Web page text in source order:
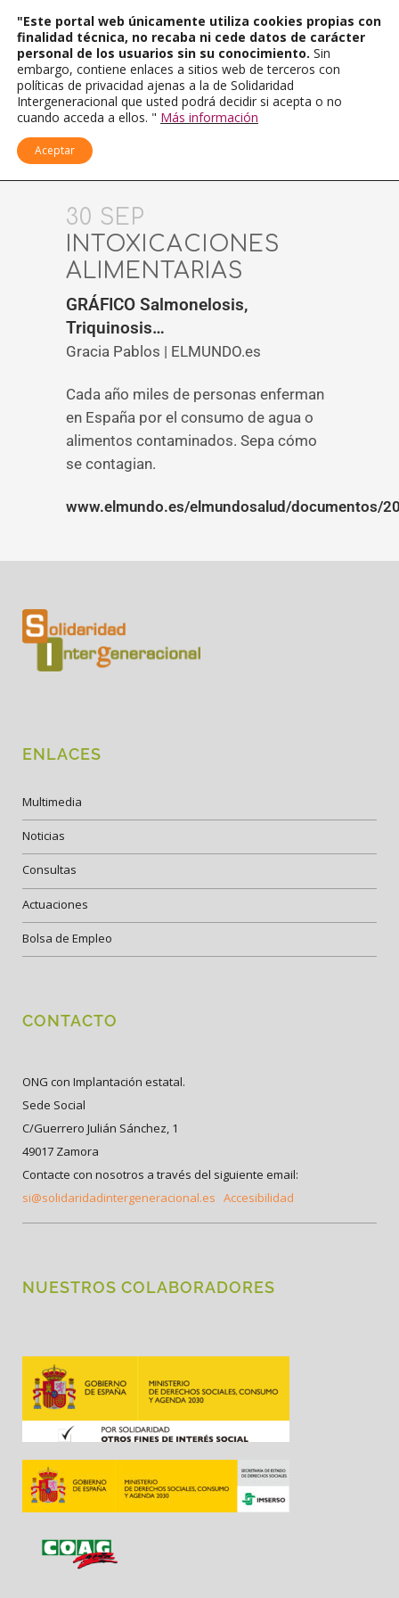
30 SEP
INTOXICACIONES
ALIMENTARIAS
GRÁFICO Salmonelosis,
Triquinosis…
Gracia Pablos | ELMUNDO.es
Cada año miles de personas enferman
en España por el consumo de agua o
alimentos contaminados. Sepa cómo
se contagian.
www.elmundo.es/elmundosalud/documentos/
ENLACES
Multimedia
Noticias
Consultas
Actuaciones
Bolsa de Empleo
CONTACTO
ONG con Implantación estatal.
Sede Social
C/Guerrero Julián Sánchez, 1
49017 Zamora
Contacte con nosotros a través del siguiente email:
si@solidaridadintergeneracional.es Accesibilidad
NUESTROS COLABORADORES
"Este portal web únicamente utiliza cookies propias con
finalidad técnica, no recaba ni cede datos de carácter
personal de los usuarios sin su conocimiento. Sin
embargo, contiene enlaces a sitios web de terceros con
políticas de privacidad ajenas a la de Solidaridad
Intergeneracional que usted podrá decidir si acepta o no
cuando acceda a ellos. " Más información
Aceptar